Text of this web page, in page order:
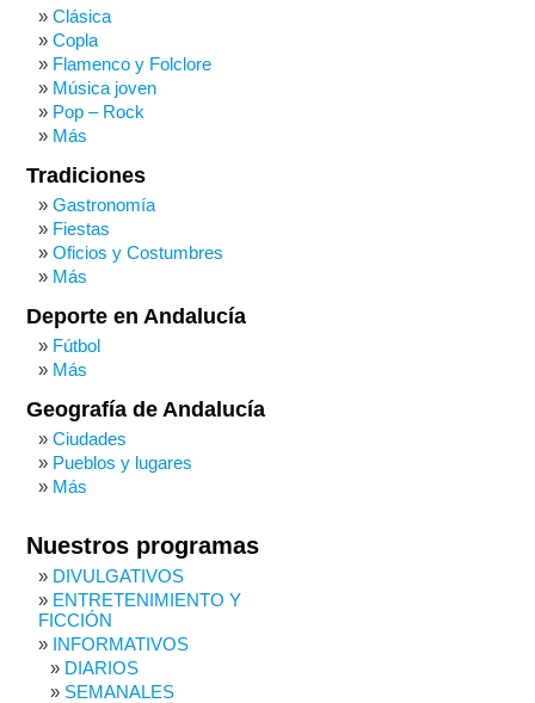
Clásica
Copla
Flamenco y Folclore
Música joven
Pop – Rock
Más
Tradiciones
Gastronomía
Fiestas
Oficios y Costumbres
Más
Deporte en Andalucía
Fútbol
Más
Geografía de Andalucía
Ciudades
Pueblos y lugares
Más
Nuestros programas
DIVULGATIVOS
ENTRETENIMIENTO Y
FICCIÓN
INFORMATIVOS
DIARIOS
SEMANALES